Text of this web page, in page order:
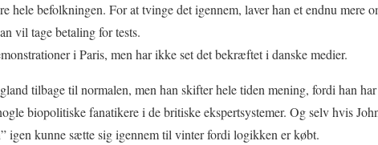
hele befolkningen. For at tvinge det igennem, laver han et endnu mere
vil tage betaling for tests.
i Paris, men har ikke set det bekræftet i danske medier.
tilbage til normalen, men han skifter hele tiden mening, fordi han
biopolitiske fanatikere i de britiske ekspertsystemer. Og selv hvis
igen kunne sætte sig igennem til vinter fordi logikken er købt.